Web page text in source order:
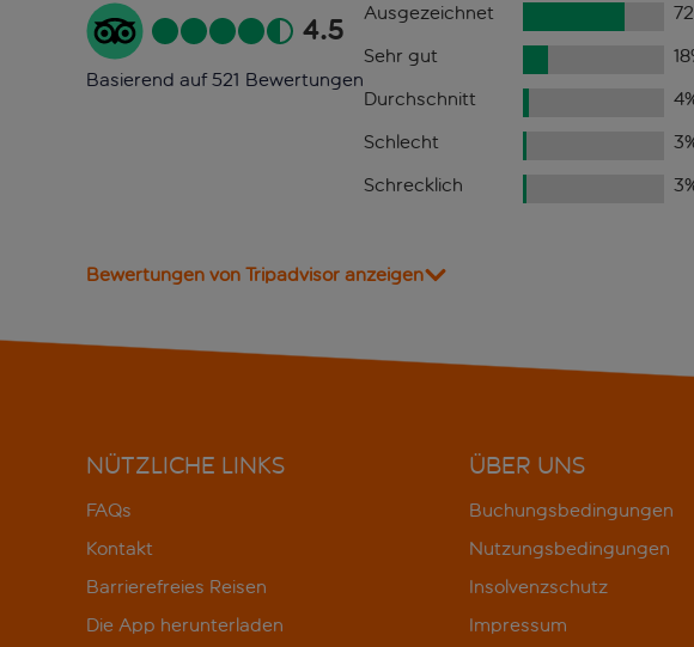
4.5
Basierend auf 521 Bewertungen
Ausgezeichnet 72
Sehr gut
18
Durchschnitt
4
Schlecht
3
Schrecklich
3
Bewertungen von Tripadvisor anzeigen
NÜTZLICHE LINKS
FAQs
Kontakt
Barrierefreies Reisen
Die App herunterladen
ÜBER UNS
Buchungsbedingungen
Nutzungsbedingungen
Insolvenzschutz
Impressum